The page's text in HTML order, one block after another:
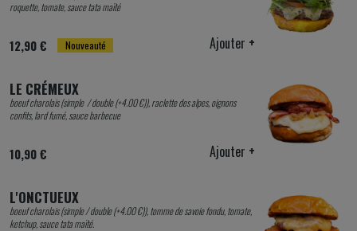
Nouveauté
roquette, tomate, sauce tata maïté
12,90 € Ajouter +
LE CRÉMEUX
boeuf charolais (simple / double (+4.00 €)), raclette des alpes, oignons
confits, lard fumé, sauce barbecue
10,90 € Ajouter +
L'ONCTUEUX
boeuf charolais (simple / double (+4.00 €)), tomme de savoie fondu, tomate,
ketchup, sauce tata maïté.